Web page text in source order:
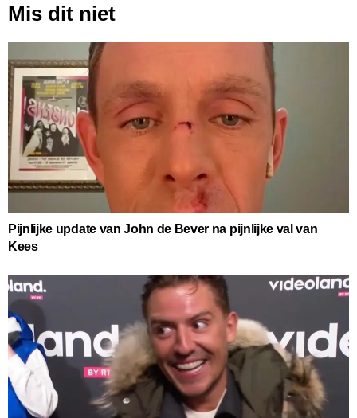
Mis dit niet
Pijnlijke update van John de Bever na pijnlijke val van
Kees